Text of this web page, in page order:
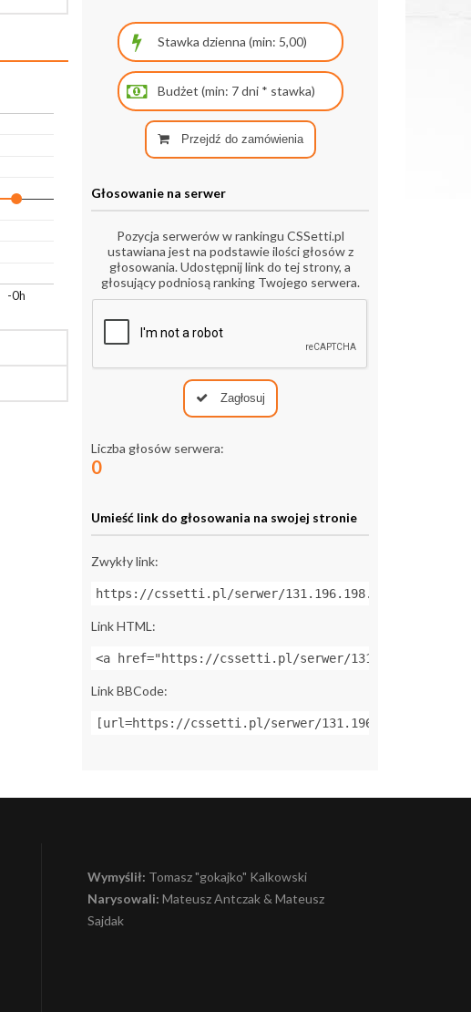
-0h
Przejdź do zamówienia
Głosowanie na serwer
Pozycja serwerów w rankingu CSSetti.pl
ustawiana jest na podstawie ilości głosów z
głosowania. Udostępnij link do tej strony, a
głosujący podniosą ranking Twojego serwera.
Zagłosuj
Liczba głosów serwera:
0
Umieść link do głosowania na swojej stronie
Zwykły link:
https://cssetti.pl/serwer/131.196.198.33:27244
Link HTML:
<a href="https://cssetti.pl/serwer/
Link BBCode:
[url=https://cssetti.pl/serwer/
Wymyślił: Tomasz "gokajko" Kalkowski
Narysowali: Mateusz Antczak & Mateusz
Sajdak